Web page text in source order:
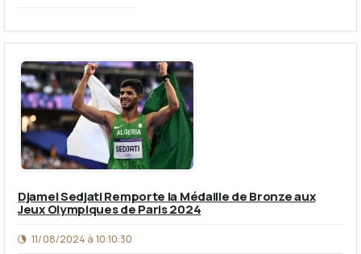
Djamel Sedjati Remporte la Médaille de Bronze aux
Jeux Olympiques de Paris 2024
11/08/2024 à 10:10:30